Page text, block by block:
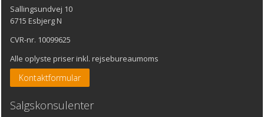
Sallingsundvej 10
6715 Esbjerg N
CVR-nr. 10099625
Alle oplyste priser inkl. rejsebureaumoms
Kontaktformular
Salgskonsulenter